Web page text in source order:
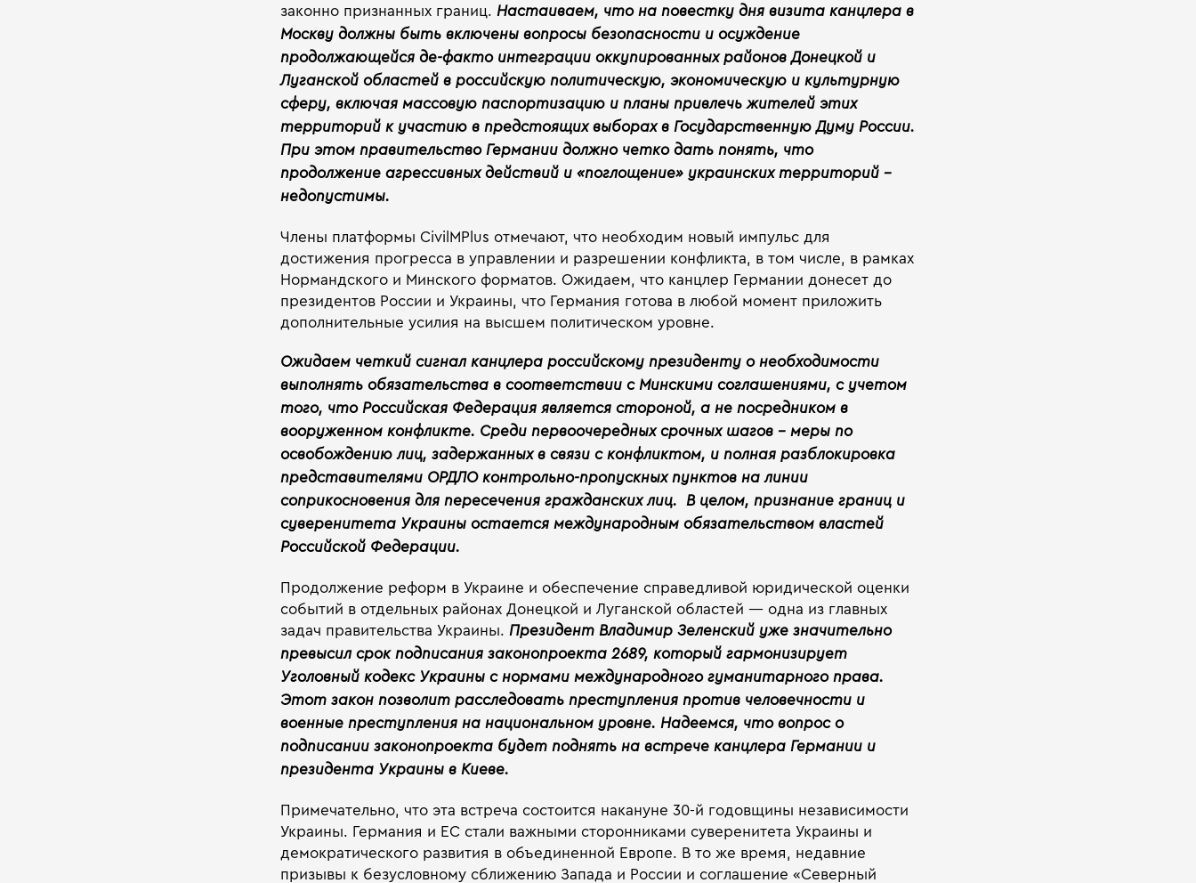
законно признанных границ. Настаиваем, что на повестку дня визита канцлера в
Москву должны быть включены вопросы безопасности и осуждение
продолжающейся де-факто интеграции оккупированных районов Донецкой и
Луганской областей в российскую политическую, экономическую и культурную
сферу, включая массовую паспортизацию и планы привлечь жителей этих
территорий к участию в предстоящих выборах в Государственную Думу России.
При этом правительство Германии должно четко дать понять, что
продолжение агрессивных действий и «поглощение» украинских территорий –
недопустимы.
Члены платформы CivilMPlus отмечают, что необходим новый импульс для
достижения прогресса в управлении и разрешении конфликта, в том числе, в рамках
Нормандского и Минского форматов. Ожидаем, что канцлер Германии донесет до
президентов России и Украины, что Германия готова в любой момент приложить
дополнительные усилия на высшем политическом уровне.
Ожидаем четкий сигнал канцлера российскому президенту о необходимости
выполнять обязательства в соответствии с Минскими соглашениями, с учетом
того, что Российская Федерация является стороной, а не посредником в
вооруженном конфликте. Среди первоочередных срочных шагов – меры по
освобождению лиц, задержанных в связи с конфликтом, и полная разблокировка
представителями ОРДЛО контрольно-пропускных пунктов на линии
соприкосновения для пересечения гражданских лиц. В целом, признание границ и
суверенитета Украины остается международным обязательством властей
Российской Федерации.
Продолжение реформ в Украине и обеспечение справедливой юридической оценки
событий в отдельных районах Донецкой и Луганской областей — одна из главных
задач правительства Украины. Президент Владимир Зеленский уже значительно
превысил срок подписания законопроекта 2689, который гармонизирует
Уголовный кодекс Украины с нормами международного гуманитарного права.
Этот закон позволит расследовать преступления против человечности и
военные преступления на национальном уровне. Надеемся, что вопрос о
подписании законопроекта будет поднять на встрече канцлера Германии и
президента Украины в Киеве.
Примечательно, что эта встреча состоится накануне 30-й годовщины независимости
Украины. Германия и ЕС стали важными сторонниками суверенитета Украины и
демократического развития в объединенной Европе. В то же время, недавние
призывы к безусловному сближению Запада и России и соглашение «Северный